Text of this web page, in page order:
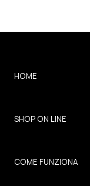
HOME
SHOP ON LINE
COME FUNZIONA